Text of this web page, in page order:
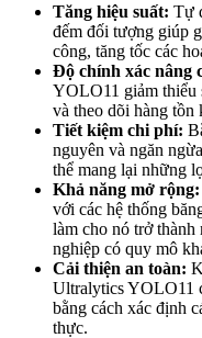
Tăng hiệu suất: Tự
đếm đối tượng giúp
công, tăng tốc các
Độ chính xác nâng
YOLO11 giảm thiểu
và theo dõi hàng tồn
Tiết kiệm chi phí:
nguyên và ngăn
thể mang lại những
Khả năng mở rộng:
với các hệ thống
làm cho nó trở thành
nghiệp có quy mô
Cải thiện an toàn:
Ultralytics YOLO11
bằng cách xác định
thực.